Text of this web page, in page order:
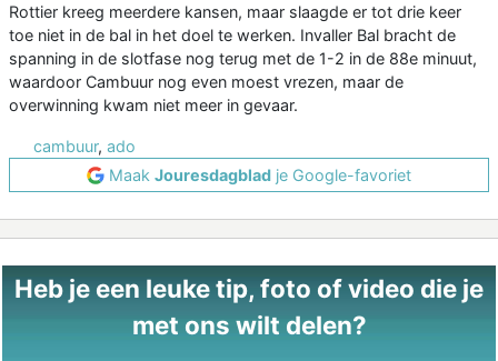
Rottier kreeg meerdere kansen, maar slaagde er tot drie keer
toe niet in de bal in het doel te werken. Invaller Bal bracht de
spanning in de slotfase nog terug met de 1-2 in de 88e minuut,
waardoor Cambuur nog even moest vrezen, maar de
overwinning kwam niet meer in gevaar.
cambuur, ado
Maak Jouresdagblad je Google-favoriet
Heb je een leuke tip, foto of video die je
met ons wilt delen?